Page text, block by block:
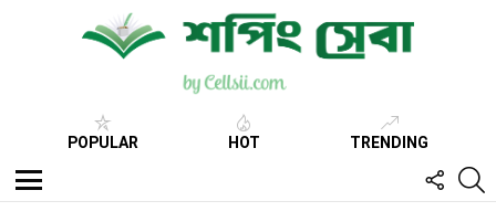
POPULAR HOT TRENDING
Menu
US